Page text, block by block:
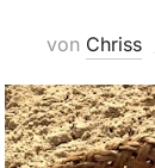
von Chriss